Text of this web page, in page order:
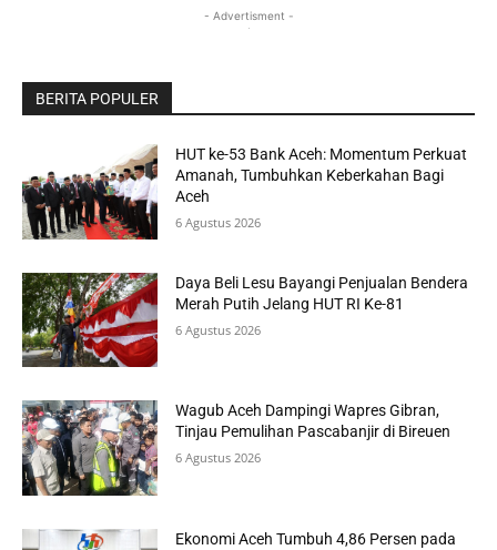
- Advertisment -
BERITA POPULER
HUT ke-53 Bank Aceh: Momentum Perkuat
Amanah, Tumbuhkan Keberkahan Bagi
Aceh
6 Agustus 2026
Daya Beli Lesu Bayangi Penjualan Bendera
Merah Putih Jelang HUT RI Ke-81
6 Agustus 2026
Wagub Aceh Dampingi Wapres Gibran,
Tinjau Pemulihan Pascabanjir di Bireuen
6 Agustus 2026
Ekonomi Aceh Tumbuh 4,86 Persen pada